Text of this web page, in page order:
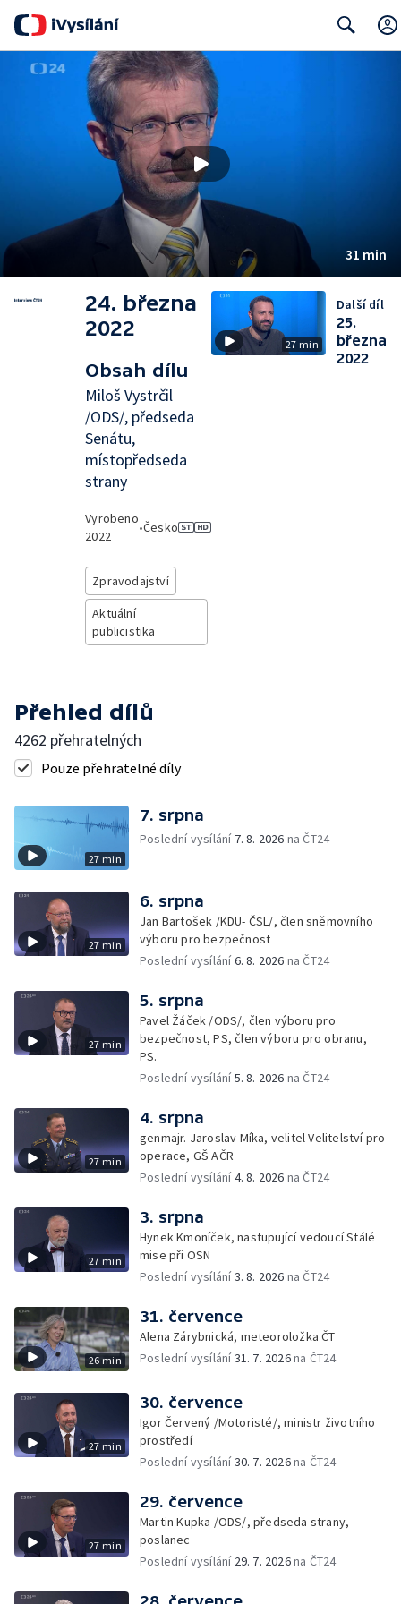
31 min
24. března
2022
Obsah dílu
Miloš Vystrčil
/ODS/, předseda
Senátu,
místopředseda
strany
Vyrobeno
2022
•Česko
Zpravodajství
Aktuální
publicistika
27 min
Další díl
25.
března
2022
Přehled dílů
4262 přehratelných
Pouze přehratelné díly
27 min
7. srpna
Poslední vysílání 7. 8. 2026 na ČT24
27 min
6. srpna
Jan Bartošek /KDU- ČSL/, člen sněmovního
výboru pro bezpečnost
Poslední vysílání6. 8. 2026 na ČT24
27 min
5. srpna
Pavel Žáček /ODS/, člen výboru pro
bezpečnost, PS, člen výboru pro obranu,
PS.
Poslední vysílání5. 8. 2026 na ČT24
27 min
4. srpna
genmajr. Jaroslav Míka, velitel Velitelství pro
operace, GŠ AČR
Poslední vysílání4. 8. 2026 na ČT24
27 min
3. srpna
Hynek Kmoníček, nastupující vedoucí Stálé
mise při OSN
Poslední vysílání3. 8. 2026 na ČT24
26 min
31. července
Alena Zárybnická, meteoroložka ČT
Poslední vysílání31. 7. 2026na ČT24
27 min
30. července
Igor Červený /Motoristé/, ministr životního
prostředí
Poslední vysílání30. 7. 2026na ČT24
27 min
29. července
Martin Kupka /ODS/, předseda strany,
poslanec
Poslední vysílání 29. 7. 2026na ČT24